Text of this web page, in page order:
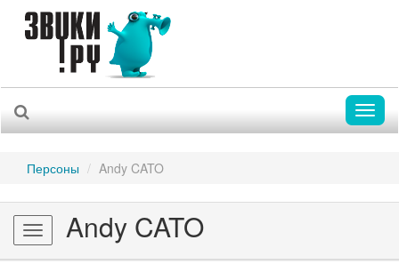
Персоны Andy CATO
Toggle
navigation
Andy CATO